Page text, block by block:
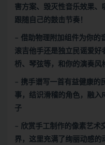
害方案、毁灭性音乐效果
跟随自己的鼓击节奏！
– 借助物理附加组件为你的
滚吉他手还是独立民谣爱
桥、琴弦等，和你的演奏风
– 携手谱写一首有益健康的
事，结识滑稽的角色，融入
子
– 欣赏手工制作的像素艺术
界，这里充满了绚丽动感的